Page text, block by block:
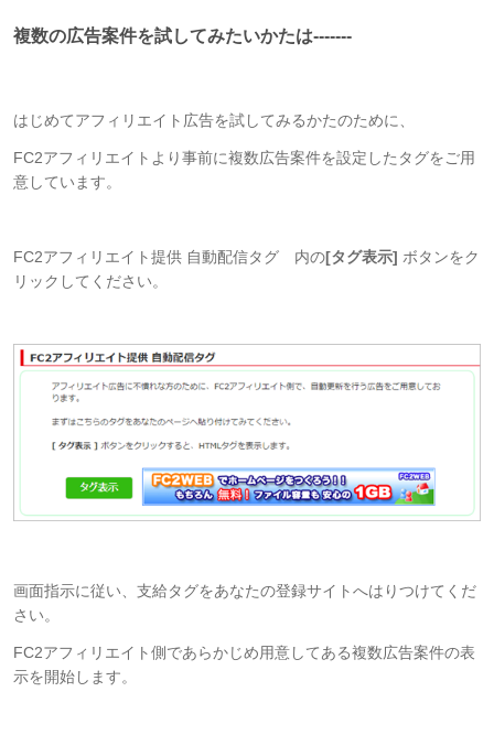
複数の広告案件を試してみたいかたは-------
はじめてアフィリエイト広告を試してみるかたのために、
FC2アフィリエイトより事前に複数広告案件を設定したタグをご用
意しています。
FC2アフィリエイト提供 自動配信タグ 内の[タグ表示] ボタンをク
リックしてください。
画面指示に従い、支給タグをあなたの登録サイトへはりつけてくだ
さい。
FC2アフィリエイト側であらかじめ用意してある複数広告案件の表
示を開始します。